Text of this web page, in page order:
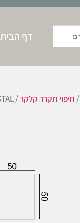
דף הבית
/ חיפוי תקרה קלקר/ KRISTAL